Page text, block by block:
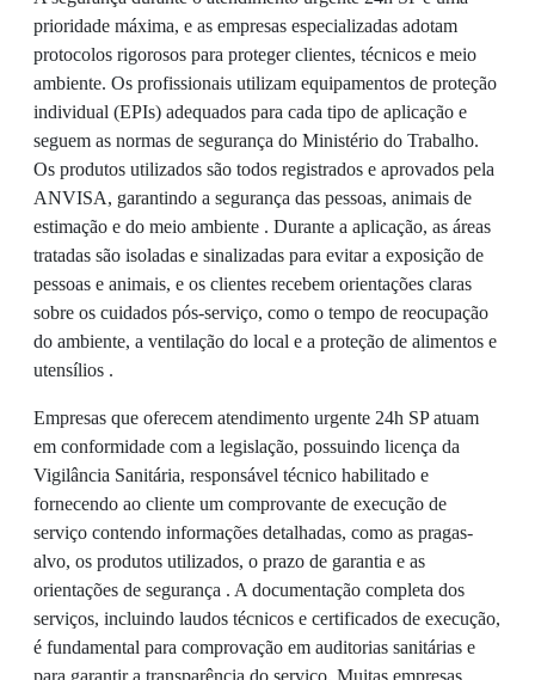
prioridade máxima, e as empresas especializadas adotam
protocolos rigorosos para proteger clientes, técnicos e meio
ambiente. Os profissionais utilizam equipamentos de proteção
individual (EPIs) adequados para cada tipo de aplicação e
seguem as normas de segurança do Ministério do Trabalho.
Os produtos utilizados são todos registrados e aprovados pela
ANVISA, garantindo a segurança das pessoas, animais de
estimação e do meio ambiente . Durante a aplicação, as áreas
tratadas são isoladas e sinalizadas para evitar a exposição de
pessoas e animais, e os clientes recebem orientações claras
sobre os cuidados pós-serviço, como o tempo de reocupação
do ambiente, a ventilação do local e a proteção de alimentos e
utensílios .
Empresas que oferecem atendimento urgente 24h SP atuam
em conformidade com a legislação, possuindo licença da
Vigilância Sanitária, responsável técnico habilitado e
fornecendo ao cliente um comprovante de execução de
serviço contendo informações detalhadas, como as pragas-
alvo, os produtos utilizados, o prazo de garantia e as
orientações de segurança . A documentação completa dos
serviços, incluindo laudos técnicos e certificados de execução,
é fundamental para comprovação em auditorias sanitárias e
para garantir a transparência do serviço. Muitas empresas